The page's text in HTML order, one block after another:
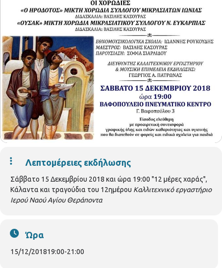
Λεπτομέρειες εκδήλωσης
Σάββατο 15 Δεκεμβρίου 2018 και ώρα 19:00 "12 μέρες χαράς",
Κάλαντα και τραγούδια του 12ημέρου Καλλιτεχνικό εργαστήριο
Ιερού Ναού Αγίου Θεράποντα
Ώρα
15/12/201819:00-21:00